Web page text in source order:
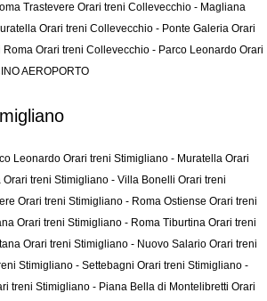
Trastevere Orari treni Collevecchio - Magliana
Orari treni Collevecchio - Ponte Galeria Orari
Roma Orari treni Collevecchio - Parco Leonardo Orari
AEROPORTO
Leonardo Orari treni Stimigliano - Muratella Orari
Orari treni Stimigliano - Villa Bonelli Orari treni
Orari treni Stimigliano - Roma Ostiense Orari treni
Orari treni Stimigliano - Roma Tiburtina Orari treni
Orari treni Stimigliano - Nuovo Salario Orari treni
Stimigliano - Settebagni Orari treni Stimigliano -
treni Stimigliano - Piana Bella di Montelibretti Orari